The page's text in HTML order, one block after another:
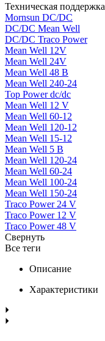
Техническая поддержка
Mornsun DC/DC
DC/DC Mean Well
DC/DC Traco Power
Mean Well 12V
Mean Well 24V
Mean Well 48 В
Mean Well 240-24
Top Power dc/dc
Mean Well 12 V
Mean Well 60-12
Mean Well 120-12
Mean Well 15-12
Mean Well 5 В
Mean Well 120-24
Mean Well 60-24
Mean Well 100-24
Mean Well 150-24
Traco Power 24 V
Traco Power 12 V
Traco Power 48 V
Свернуть
Все теги
Описание
Характеристики